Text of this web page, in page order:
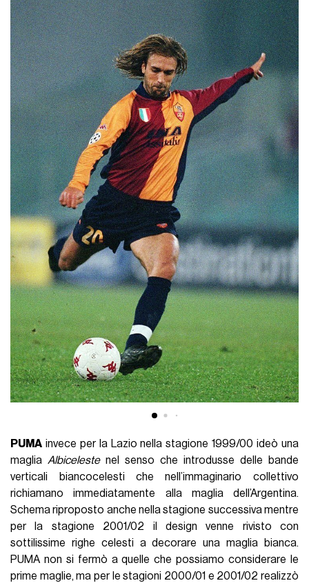
PUMA invece per la Lazio nella stagione 1999/00 ideò una
maglia Albicelestenel senso che introdusse delle bande
verticali biancocelesti che nell’immaginario collettivo
richiamano immediatamente alla maglia dell’Argentina.
Schema riproposto anche nella stagione successiva mentre
per la stagione 2001/02 il design venne rivisto con
sottilissime righe celesti a decorare una maglia bianca.
PUMA non si fermò a quelle che possiamo considerare le
prime maglie, ma per le stagioni 2000/01 e 2001/02 realizzò